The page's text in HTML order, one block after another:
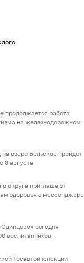
продолжается работа
на железнодорожном
озеро Бельское пройдёт
8 августа
округа приглашают
здоровья в мессенджере
сегодня
воспитанников
Госавтоинспекции